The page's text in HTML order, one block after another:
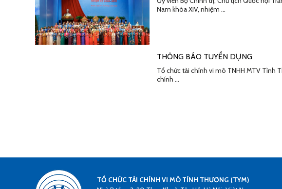
Nam khóa XIV, nhiệm …
THÔNG BÁO TUYỂN DỤNG
Tổ chức tài chính vi mô TNHH MTV Tình
chính …
TỔ CHỨC TÀI CHÍNH VI MÔ TÌNH THƯƠNG (TYM)